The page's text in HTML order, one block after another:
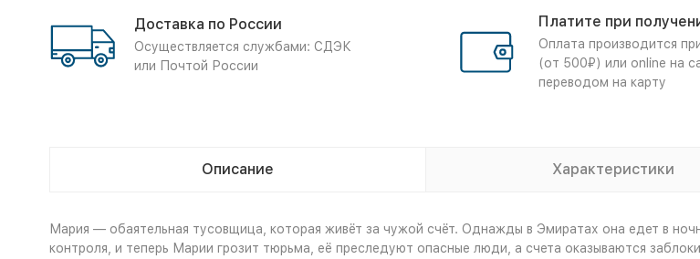
Доставка по России
Осуществляется службами: СДЭК
или Почтой России
Платите при
Оплата производится
(от 500₽) или online на
переводом на карту
Описание Характеристики
Мария — обаятельная тусовщица, которая живёт за чужой счёт. Однажды в Эмиратах она едет в
контроля, и теперь Марии грозит тюрьма, её преследуют опасные люди, а счета оказываются